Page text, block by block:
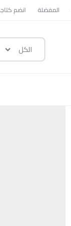
المفضلة انضم
الكل